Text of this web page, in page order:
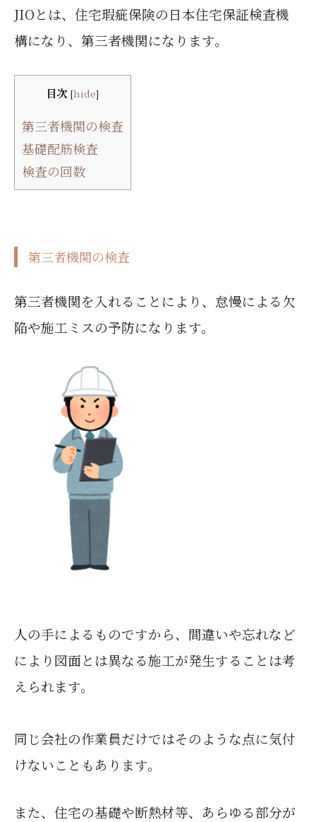
JIOとは、住宅瑕疵保険の日本住宅保証検査機
構になり、第三者機関になります。
目次 [hide]
第三者機関の検査
基礎配筋検査
検査の回数
第三者機関の検査
第三者機関を入れることにより、怠慢による欠
陥や施工ミスの予防になります。
人の手によるものですから、間違いや忘れなど
により図面とは異なる施工が発生することは考
えられます。
同じ会社の作業員だけではそのような点に気付
けないこともあります。
また、住宅の基礎や断熱材等、あらゆる部分が